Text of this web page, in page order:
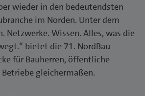
wieder in den bedeutendsten
im Norden. Unter dem
Netzwerke. Wissen. Alles, was die
bietet die 71. NordBau
für Bauherren, öffentliche
gleichermaßen.